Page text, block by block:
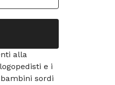
alla
e i
sordi